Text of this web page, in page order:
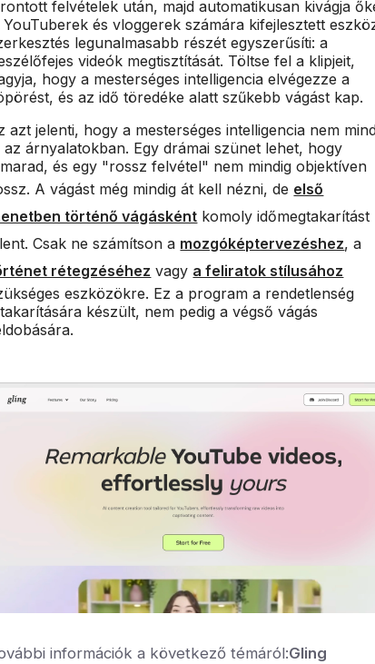
felvételek után, majd automatikusan kivágja
YouTuberek és vloggerek számára kifejlesztett
legunalmasabb részét egyszerűsíti: a
videók megtisztítását. Töltse fel a klipjeit,
hogy a mesterséges intelligencia elvégezze a
és az idő töredéke alatt szűkebb vágást kap.
azt jelenti, hogy a mesterséges intelligencia nem
az árnyalatokban. Egy drámai szünet lehet, hogy
és egy "rossz felvétel" nem mindig objektíven
A vágást még mindig át kell nézni, de első
történő vágásként komoly időmegtakarítást
Csak ne számítson a mozgóképtervezéshez, a
rétegzéséhez vagy a feliratok stílusához
eszközökre. Ez a program a rendetlenség
készült, nem pedig a végső vágás
információk a következő témáról:Gling